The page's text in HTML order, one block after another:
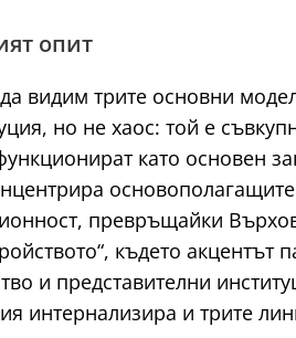
опит
видим трите основни
но не хаос: той е
като основен
превръщайки
където акцентът
и представителни
интернализира и трите